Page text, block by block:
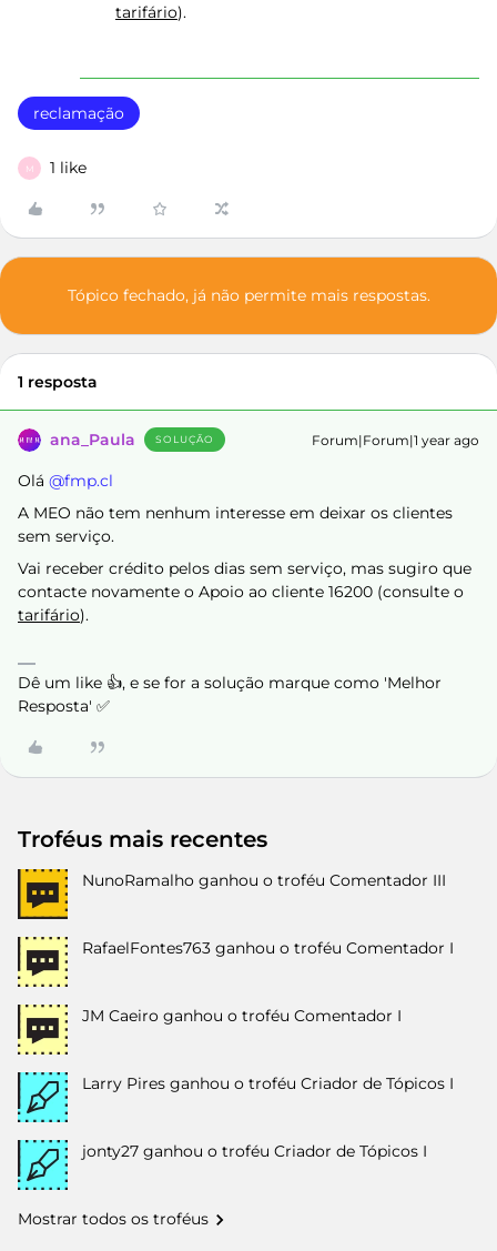
tarifário).
reclamação
M 1 like
Tópico fechado, já não permite mais respostas.
1 resposta
ana_Paula SOLUÇÃO Forum|Forum|1 year ago
Olá ​ @fmp.cl
A MEO não tem nenhum interesse em deixar os clientes
sem serviço.
Vai receber crédito pelos dias sem serviço, mas sugiro que
contacte novamente o Apoio ao cliente 16200 (consulte o
tarifário).
Dê um like 👍, e se for a solução marque como 'Melhor
Resposta' ✅
Troféus mais recentes
NunoRamalho ganhou o troféu Comentador III
RafaelFontes763 ganhou o troféu Comentador I
JM Caeiro ganhou o troféu Comentador I
Larry Pires ganhou o troféu Criador de Tópicos I
jonty27 ganhou o troféu Criador de Tópicos I
Mostrar todos os troféus